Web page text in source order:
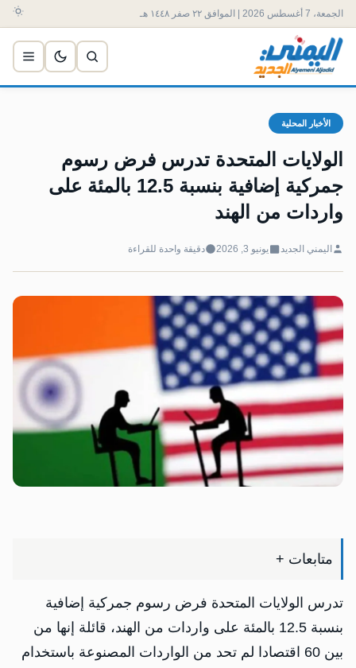
الجمعة، 7 أغسطس 2026 | الموافق ٢٢ صفر ١٤٤٨ هـ
الأخبار المحلية
الولايات المتحدة تدرس فرض رسوم
جمركية إضافية بنسبة 12.5 بالمئة على
واردات من الهند
اليمني الجديد يونيو 3, 2026 دقيقة واحدة للقراءة
متابعات +
تدرس الولايات المتحدة فرض رسوم جمركية إضافية
بنسبة 12.5 بالمئة على واردات من الهند، قائلة ​إنها من
بين 60 اقتصادا لم تحد من ‌الواردات المصنوعة باستخدام